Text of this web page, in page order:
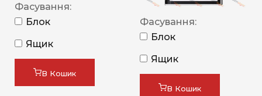
Фасування:
Блок
Ящик
В Кошик
Фасування:
Блок
Ящик
В Кошик